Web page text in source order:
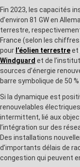
Fin 2023, les capacités
d’environ 81 GW en
terrestre, respectivement
France (selon les
pour l’éolien terrestreet
Windguard et de l’institut
sources d’énergie
barre symbolique de 50
Si la dynamique est
renouvelables
intermittent, lié aux
l’intégration sur des
Des installations
d’importants délais de
congestion qui peuvent